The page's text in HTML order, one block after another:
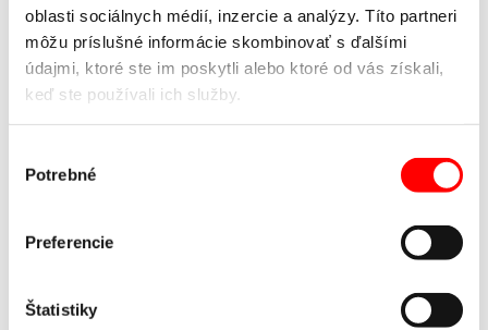
oblasti sociálnych médií, inzercie a analýzy. Títo partneri
môžu príslušné informácie skombinovať s ďalšími
údajmi, ktoré ste im poskytli alebo ktoré od vás získali,
keď ste používali ich služby.
súhlasu
Potrebné
Preferencie
Štatistiky
Diaľkové ovládanie pre pohony Marantec